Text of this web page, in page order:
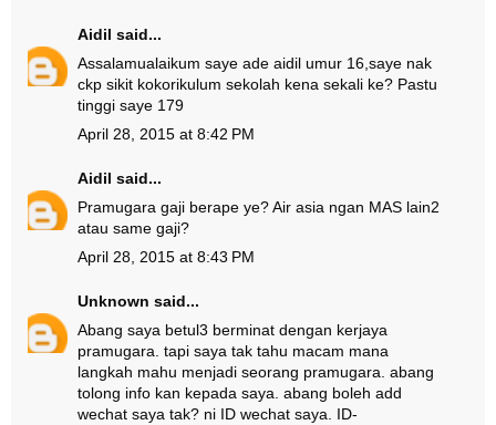
Aidil said...
Assalamualaikum saye ade aidil umur 16,saye nak
ckp sikit kokorikulum sekolah kena sekali ke? Pastu
tinggi saye 179
April 28, 2015 at 8:42 PM
Aidil said...
Pramugara gaji berape ye? Air asia ngan MAS lain2
atau same gaji?
April 28, 2015 at 8:43 PM
Unknown said...
Abang saya betul3 berminat dengan kerjaya
pramugara. tapi saya tak tahu macam mana
langkah mahu menjadi seorang pramugara. abang
tolong info kan kepada saya. abang boleh add
wechat saya tak? ni ID wechat saya. ID-